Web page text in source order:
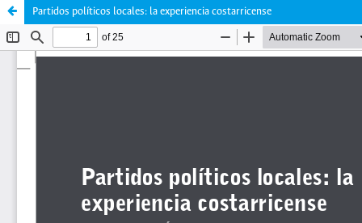
Partidos políticos locales: la experiencia costarricense